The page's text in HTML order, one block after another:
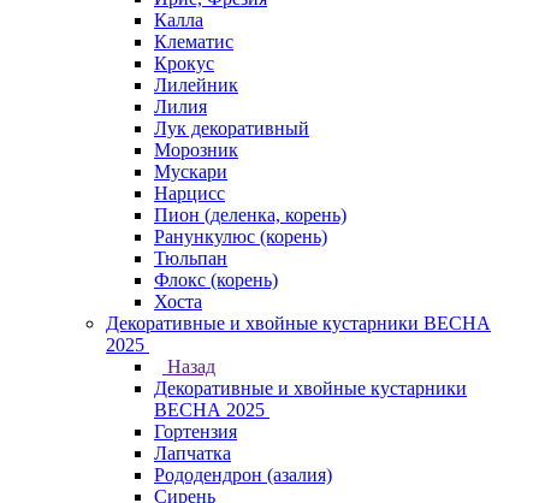
Калла
Клематис
Крокус
Лилейник
Лилия
Лук декоративный
Морозник
Мускари
Нарцисс
Пион (деленка, корень)
Ранункулюс (корень)
Тюльпан
Флокс (корень)
Хоста
Декоративные и хвойные кустарники ВЕСНА
2025
Назад
Декоративные и хвойные кустарники
ВЕСНА 2025
Гортензия
Лапчатка
Рододендрон (азалия)
Сирень